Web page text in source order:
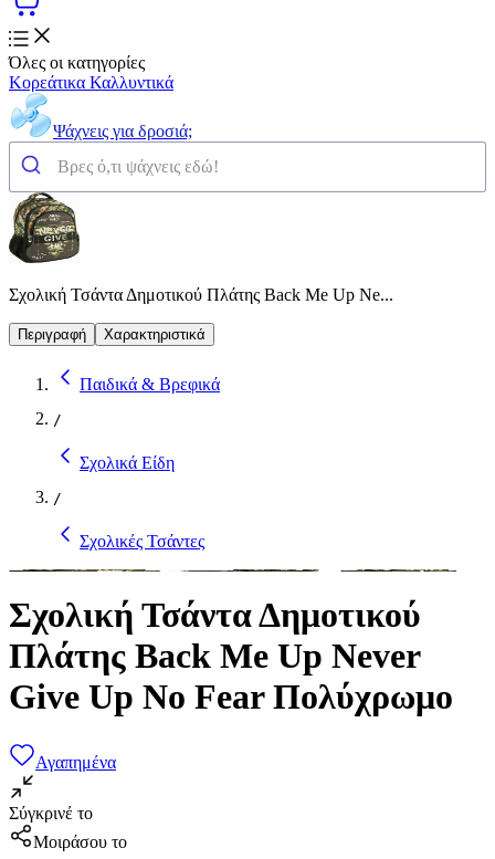
Όλες οι κατηγορίες
Κορεάτικα Καλλυντικά
Ψάχνεις για δροσιά;
Σχολική Τσάντα Δημοτικού Πλάτης Back Me Up Ne...
Περιγραφή Χαρακτηριστικά
Παιδικά & Βρεφικά
/
Σχολικά Είδη
/
Σχολικές Τσάντες
Σχολική Τσάντα Δημοτικού
Πλάτης Back Me Up Never
Give Up No Fear Πολύχρωμο
Αγαπημένα
Σύγκρινέ το
Μοιράσου το